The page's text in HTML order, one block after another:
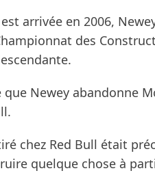
arrivée en 2006,
des
Newey abandonne
chez Red Bull était
quelque chose à